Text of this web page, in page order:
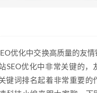
优化中交换高质量的友情
SEO优化中非常关键的，
键词排名起着非常重要的